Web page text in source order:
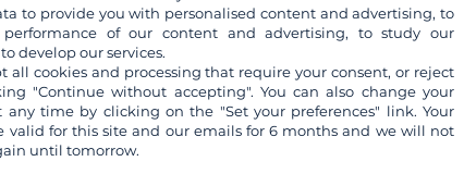
... Un état d’âme proche de celui de Gauguin au
to provide you with personalised content and advertising, to
performance of our content and advertising, to study our
develop our services.
all cookies and processing that require your consent, or reject
"Continue without accepting". You can also change your
any time by clicking on the "Set your preferences" link. Your
valid for this site and our emails for 6 months and we will not
until tomorrow.